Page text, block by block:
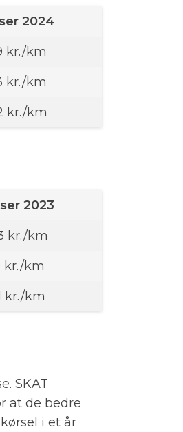
2024
kr./km
kr./km
kr./km
2023
kr./km
kr./km
kr./km
SKAT
at de bedre
i et år